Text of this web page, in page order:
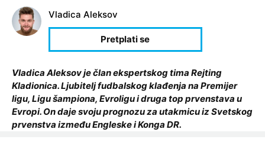
Vladica Aleksov
Vladica Aleksov je član ekspertskog tima Rejting
Kladionica. Ljubitelj fudbalskog klađenja na Premijer
ligu, Ligu šampiona, Evroligu i druga top prvenstava u
Evropi. On daje svoju prognozu za utakmicu iz Svetskog
prvenstva između Engleske i Konga DR.